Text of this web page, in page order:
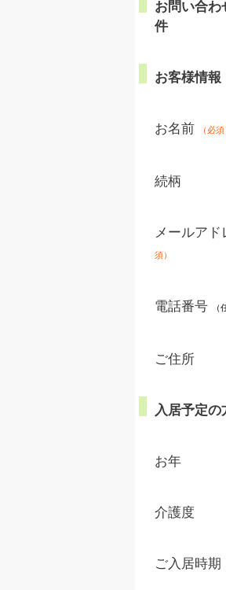
お問い合わ
件
お客様情報
お名前 （必須
続柄
メールアド
須）
電話番号 （
ご住所
入居予定の
お年
介護度
ご入居時期